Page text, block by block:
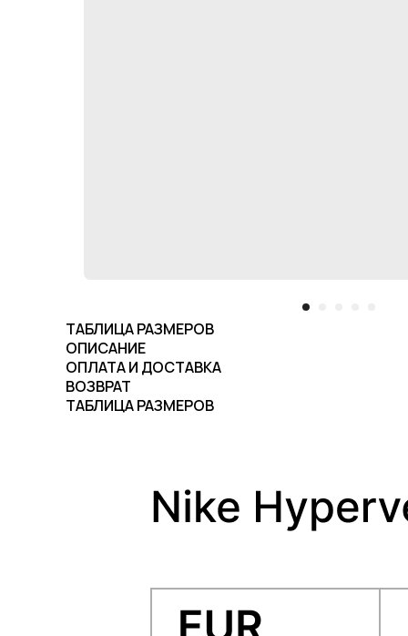
ТАБЛИЦА РАЗМЕРОВ
ОПИСАНИЕ
ОПЛАТА И ДОСТАВКА
ВОЗВРАТ
ТАБЛИЦА РАЗМЕРОВ